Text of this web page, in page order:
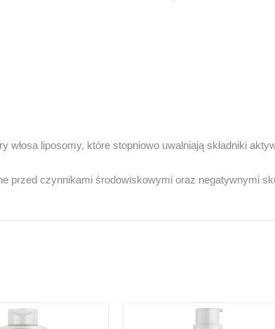
włosa liposomy, które stopniowo uwalniają składniki
przed czynnikami środowiskowymi oraz negatywnymi